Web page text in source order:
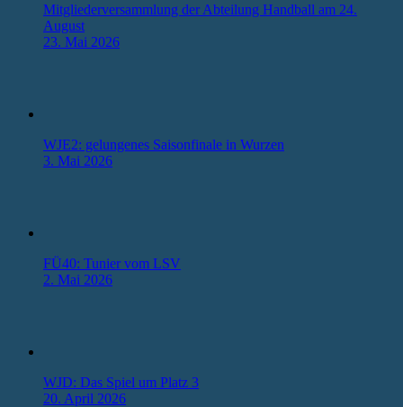
Mitgliederversammlung der Abteilung Handball am 24.
August
23. Mai 2026
WJE2: gelungenes Saisonfinale in Wurzen
3. Mai 2026
FÜ40: Tunier vom LSV
2. Mai 2026
WJD: Das Spiel um Platz 3
20. April 2026